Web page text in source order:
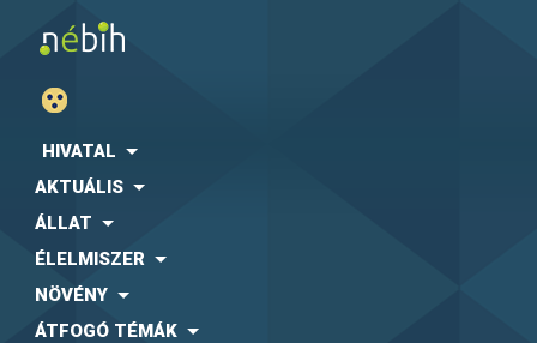
HIVATAL
AKTUÁLIS
ÁLLAT
ÉLELMISZER
NÖVÉNY
ÁTFOGÓ TÉMÁK